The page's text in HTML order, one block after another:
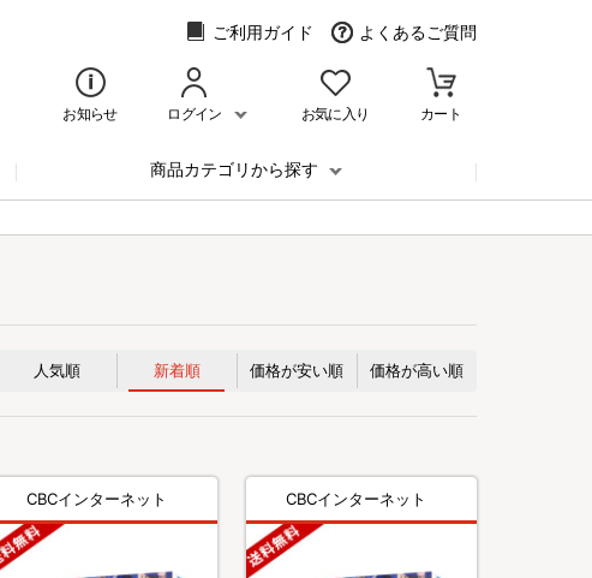
ご利用ガイド よくあるご質問
お知らせ ログイン お気に入り カート
商品カテゴリから探す
人気順 新着順 価格が安い順 価格が高い順
CBCインターネット CBCインターネット